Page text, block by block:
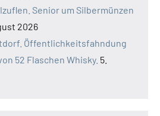
Senior um Silbermünzen
2026
Öffentlichkeitsfahndung
52 Flaschen Whisky. 5.